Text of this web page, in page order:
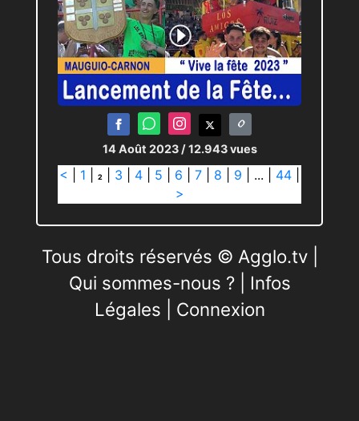
14 Août 2023 / 12.943 vues
< 1 2 3 4 5 6 7 8 9 ... 44
>
Tous droits réservés © Agglo.tv |
Qui sommes-nous ?| Infos
Légales
Connexion